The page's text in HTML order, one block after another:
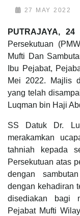
27 MAY 2022
PUTRAJAYA,
Persekutuan
Mufti Dan
Ibu Pejabat,
Mei 2022. Majlis
yang telah
Luqman bin Haji
SS Datuk Dr.
merakamkan
tahniah kepada
Persekutuan atas
dengan
dengan kehadiran
disediakan bagi
Pejabat Mufti